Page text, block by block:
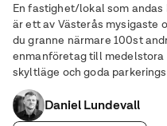
En fastighet/lokal som
är ett av Västerås mysigaste
du granne närmare 100st
enmanföretag till
skyltläge och goda
gigantisk potensial och ett
omringliggande industrier.
Daniel Lundevall